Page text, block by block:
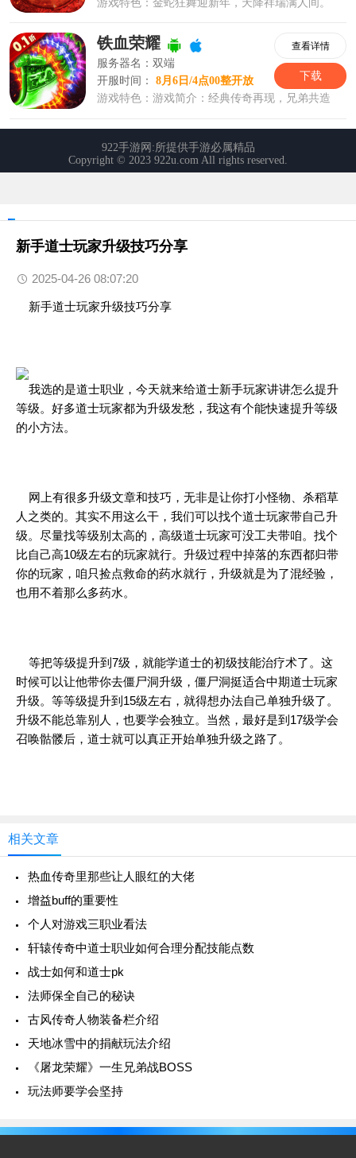
新手道士玩家升级技巧分享
2025-04-26 08:07:20
新手道士玩家升级技巧分享
我选的是道士职业，今天就来给道士新手玩家讲讲怎么提升
等级。好多道士玩家都为升级发愁，我这有个能快速提升等级
的小方法。
网上有很多升级文章和技巧，无非是让你打小怪物、杀稻草
人之类的。其实不用这么干，我们可以找个道士玩家带自己升
级。尽量找等级别太高的，高级道士玩家可没工夫带咱。找个
比自己高10级左右的玩家就行。升级过程中掉落的东西都归带
你的玩家，咱只捡点救命的药水就行，升级就是为了混经验，
也用不着那么多药水。
等把等级提升到7级，就能学道士的初级技能治疗术了。这
时候可以让他带你去僵尸洞升级，僵尸洞挺适合中期道士玩家
升级。等等级提升到15级左右，就得想办法自己单独升级了。
升级不能总靠别人，也要学会独立。当然，最好是到17级学会
召唤骷髅后，道士就可以真正开始单独升级之路了。
相关文章
热血传奇里那些让人眼红的大佬
增益buff的重要性
个人对游戏三职业看法
轩辕传奇中道士职业如何合理分配技能点数
战士如何和道士pk
法师保全自己的秘诀
古风传奇人物装备栏介绍
天地冰雪中的捐献玩法介绍
《屠龙荣耀》一生兄弟战BOSS
玩法师要学会坚持